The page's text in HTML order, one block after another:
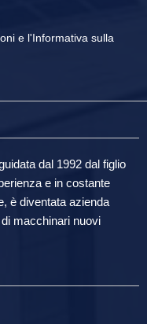
e l'Informativa sulla
dal 1992 dal figlio
e in costante
è diventata azienda
macchinari nuovi